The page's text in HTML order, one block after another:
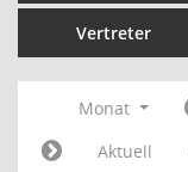
Vertreter
Monat
Aktuell